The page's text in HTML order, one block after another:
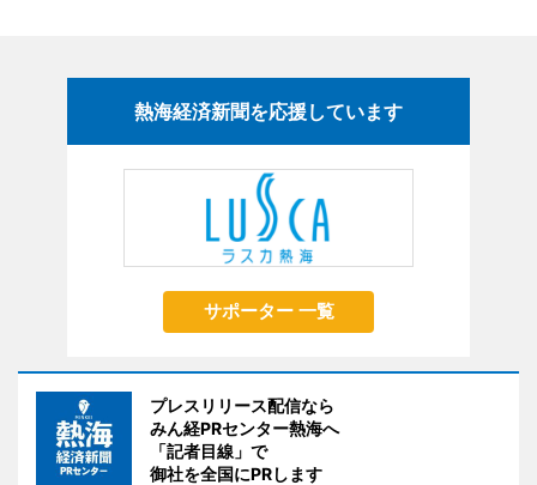
熱海経済新聞を応援しています
サポーター 一覧
プレスリリース配信なら
みん経PRセンター熱海へ
「記者目線」で
御社を全国にPRします